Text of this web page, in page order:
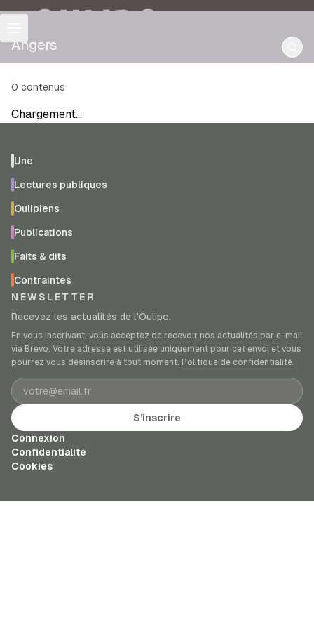
OULIPO
Angers
0 contenus
Chargement…
Une
Lectures publiques
Oulipiens
Publications
Faits & dits
Contraintes
NEWSLETTER
Recevez les actualités de l’Oulipo.
En vous inscrivant, vous acceptez de recevoir nos actualités par e-mail
via Brevo. Votre adresse est utilisée uniquement pour cet envoi et vous
pourrez vous désinscrire à tout moment. Politique de confidentialité.
Adresse e-mail
S’inscrire
Connexion
Confidentialité
Cookies